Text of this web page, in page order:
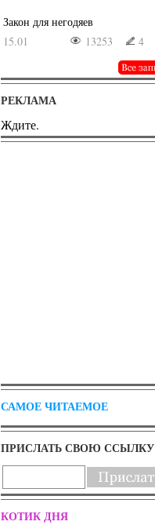
Закон для негодяев
15.01
13253 4
РЕКЛАМА
Ждите.
САМОЕ ЧИТАЕМОЕ
ПРИСЛАТЬ СВОЮ ССЫЛКУ
КОТИК ДНЯ